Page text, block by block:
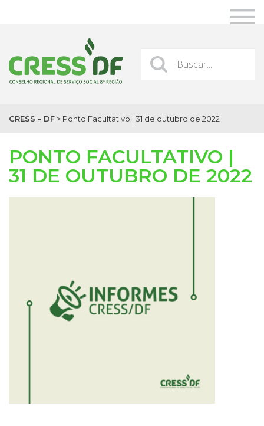
CRESS - DF > Ponto Facultativo | 31 de outubro de 2022
PONTO FACULTATIVO |
31 DE OUTUBRO DE 2022